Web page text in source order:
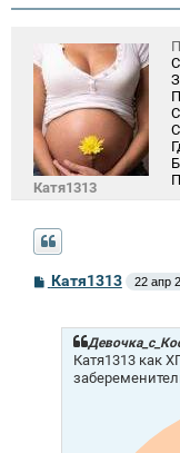
и
Катя1313
СКатя1313 22 апр
Катя1313 как